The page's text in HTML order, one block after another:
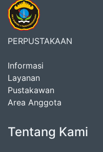
PERPUSTAKAAN
Informasi
Layanan
Pustakawan
Area Anggota
Tentang Kami